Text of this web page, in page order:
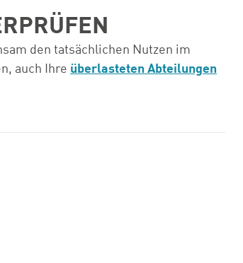
den tatsächlichen Nutzen im
auch Ihre überlasteten Abteilungen